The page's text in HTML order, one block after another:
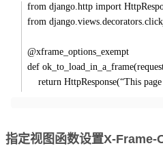
from django.http import
from
@xframe_options_exempt
def
return HttpResponse(“This
指定视图函数设置X-Frame-